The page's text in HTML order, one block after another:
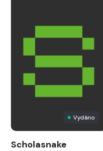
Vydáno
Scholasnake